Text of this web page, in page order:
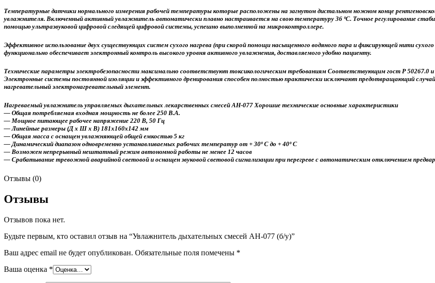
Температурные датчики нормального измерения рабочей температуры которые расположены на загнутом дистальном ножном конце
увлажнителя. Включенный активный увлажнитель автоматически плавно настраивается на свою температуру 36 ºС. Точное регулирование
помощью ультразвуковой цифровой следящей цифровой системы, успешно выполненной на микроконтроллере.
Эффективное использование двух существующих систем сухого нагрева (при скорой помощи насыщенного водяного пара и фиксирующей нити
функционально обеспечивает электронный контроль высокого уровня активного увлажнения, доставляемого удобно пациенту.
Технические параметры электробезопасности максимально соответствуют токсикологическим требованиям Соответствующим гост Р
Электронные системы постоянной изоляции и эффективного дренирования способен полностью практически исключают предотвращающий
нагревательный электронагревательный элемент.
Нагреваемый увлажнитель управляемых дыхательных лекарственных смесей АН-077 Хорошие технические основные характеристики
— Общая потребляемая входная мощность не более 250 В.А.
— Мощное питающее рабочее напряжение 220 В, 50 Гц
— Линейные размеры (Д х Ш х В) 181х160х142 мм
— Общая масса с оснащен увлажняющей общей емкостью 5 кг
— Динамический диапазон одновременно устанавливаемых рабочих температур от + 30º С до + 40º С
— Возможен непрерывный нештатный режим автономной работы не менее 12 часов
— Срабатывание тревожной аварийной световой и оснащен звуковой световой сигнализации при перегреве с автоматическим отключением
Отзывы (0)
Отзывы
Отзывов пока нет.
Будьте первым, кто оставил отзыв на “Увлажнитель дыхательных смесей АН-077 (б/у)”
Ваш адрес email не будет опубликован. Обязательные поля помечены *
Ваша оценка *